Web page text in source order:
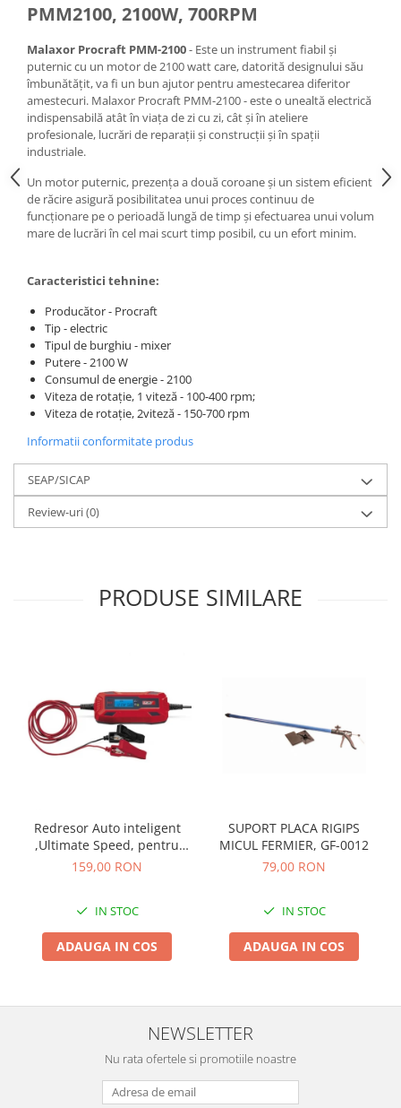
Instalatii sanitare
Chiuvete
Intretinere
Masini de maturat si accesorii
Masini de tuns iarba
Motocoase
Accesorii motocositoare
Accesorii pentru masini de tuns
Masini de tuns iarba/gazon
Tractorase pentru gazon
Mobilier pentru gradina
Mori de macinat cereale
Pompe de apa
Motopompe
Accesorii pentru irigatii
Hidrofoare
Pompe de apa de suprafata
Pompe recirculare
Biciclete
Scuter
Tocatoare resturi vegetale
Tocatoare de furaje
Invertoare sudura - IGBT / MMA
Accesorii auto
Compresoare aer
Echipamente industriale de
brichetare / peletizare
Echipamente pentru protectia
muncii
Generatoare
Pistoale de lipit
PMM2100, 2100W, 700RPM
Malaxor Procraft PMM-2100- Este un instrument fiabil și
puternic cu un motor de 2100 watt care, datorită designului său
îmbunătățit, va fi un bun ajutor pentru amestecarea diferitor
amestecuri. Malaxor Procraft PMM-2100 - este o unealtă electrică
indispensabilă atât în viața de zi cu zi, cât și în ateliere
profesionale, lucrări de reparații și construcții și în spații
industriale.
Un motor puternic, prezența a două coroane și un sistem eficient
de răcire asigură posibilitatea unui proces continuu de
funcționare pe o perioadă lungă de timp și efectuarea unui volum
mare de lucrări în cel mai scurt timp posibil, cu un efort minim.
Caracteristici tehnine:
Producător - Procraft
Tip - electric
Tipul de burghiu - mixer
Putere - 2100 W
Consumul de energie - 2100
Viteza de rotație, 1 viteză - 100-400 rpm;
Viteza de rotație, 2viteză - 150-700 rpm
Informatii conformitate produs
SEAP/SICAP
Review-uri(0)
PRODUSE SIMILARE
Redresor Auto inteligent
,Ultimate Speed, pentru
incarcare baterie auto 6V -
LCD
159,00 RON
IN STOC
ADAUGA IN COS
SUPORT PLACA RIGIPS
MICUL FERMIER, GF-0012
79,00 RON
IN STOC
ADAUGA IN COS
NEWSLETTER
Nu rata ofertele si promotiile noastre